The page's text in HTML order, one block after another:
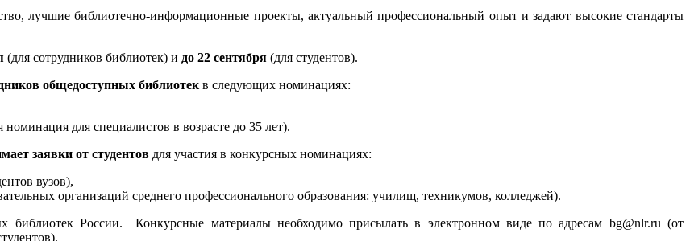
лучшие библиотечно-информационные проекты, актуальный профессиональный опыт и задают высокие стандарты
(для сотрудников библиотек) и до 22 сентября (для студентов).
общедоступных библиотек в следующих номинациях:
для специалистов в возрасте до 35 лет).
заявки от студентов для участия в конкурсных номинациях:
вузов),
организаций среднего профессионального образования: училищ, техникумов, колледжей).
библиотек России. Конкурсные материалы необходимо присылать в электронном виде по адресам bg@nlr.ru (от